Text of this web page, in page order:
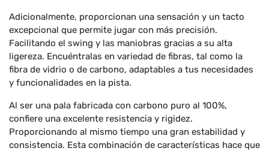
Adicionalmente, proporcionan una sensación y un tacto
excepcional que permite jugar con más precisión.
Facilitando el swing y las maniobras gracias a su alta
ligereza. Encuéntralas en variedad de fibras, tal como la
fibra de vidrio o de carbono, adaptables a tus necesidades
y funcionalidades en la pista.
Al ser una pala fabricada con carbono puro al 100%,
confiere una excelente resistencia y rigidez.
Proporcionando al mismo tiempo una gran estabilidad y
consistencia. Esta combinación de características hace que